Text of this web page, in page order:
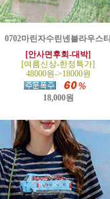
0702마린자수린넨블라우스티
[안사면후회-대박]
[여름신상-한정특가]
48000원->18000원
18,000원